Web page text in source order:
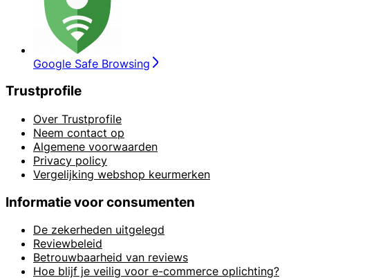
Google Safe Browsing
Trustprofile
Over Trustprofile
Neem contact op
Algemene voorwaarden
Privacy policy
Vergelijking webshop keurmerken
Informatie voor consumenten
De zekerheden uitgelegd
Reviewbeleid
Betrouwbaarheid van reviews
Hoe blijf je veilig voor e-commerce oplichting?